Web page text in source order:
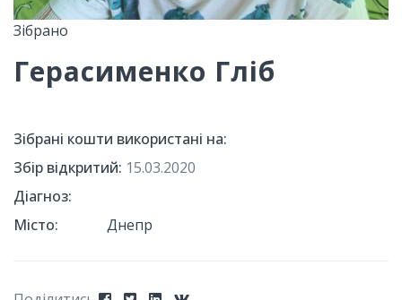
Зібрано
Герасименко Гліб
Зібрані кошти використані на:
Збір відкритий: 15.03.2020
Діагноз:
Місто:
Днепр